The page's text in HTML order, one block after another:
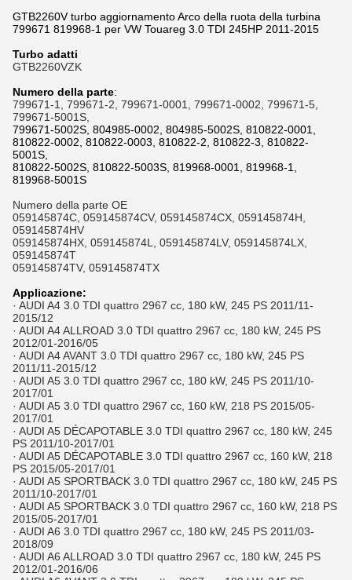
GTB2260V turbo aggiornamento Arco della ruota della turbina
799671 819968-1 per VW Touareg 3.0 TDI 245HP 2011-2015
Turbo adatti
GTB2260VZK
Numero della parte:
799671-1, 799671-2, 799671-0001, 799671-0002, 799671-5,
799671-5001S,
799671-5002S, 804985-0002, 804985-5002S, 810822-0001,
810822-0002, 810822-0003, 810822-2, 810822-3, 810822-
5001S,
810822-5002S, 810822-5003S, 819968-0001, 819968-1,
819968-5001S
Numero della parte OE
059145874C, 059145874CV, 059145874CX, 059145874H,
059145874HV
059145874HX, 059145874L, 059145874LV, 059145874LX,
059145874T
059145874TV, 059145874TX
Applicazione:
· AUDI A4 3.0 TDI quattro 2967 cc, 180 kW, 245 PS 2011/11-
2015/12
· AUDI A4 ALLROAD 3.0 TDI quattro 2967 cc, 180 kW, 245 PS
2012/01-2016/05
· AUDI A4 AVANT 3.0 TDI quattro 2967 cc, 180 kW, 245 PS
2011/11-2015/12
· AUDI A5 3.0 TDI quattro 2967 cc, 180 kW, 245 PS 2011/10-
2017/01
· AUDI A5 3.0 TDI quattro 2967 cc, 160 kW, 218 PS 2015/05-
2017/01
· AUDI A5 DÉCAPOTABLE 3.0 TDI quattro 2967 cc, 180 kW, 245
PS 2011/10-2017/01
· AUDI A5 DÉCAPOTABLE 3.0 TDI quattro 2967 cc, 160 kW, 218
PS 2015/05-2017/01
· AUDI A5 SPORTBACK 3.0 TDI quattro 2967 cc, 180 kW, 245 PS
2011/10-2017/01
· AUDI A5 SPORTBACK 3.0 TDI quattro 2967 cc, 160 kW, 218 PS
2015/05-2017/01
· AUDI A6 3.0 TDI quattro 2967 cc, 180 kW, 245 PS 2011/03-
2018/09
· AUDI A6 ALLROAD 3.0 TDI quattro 2967 cc, 180 kW, 245 PS
2012/01-2016/06